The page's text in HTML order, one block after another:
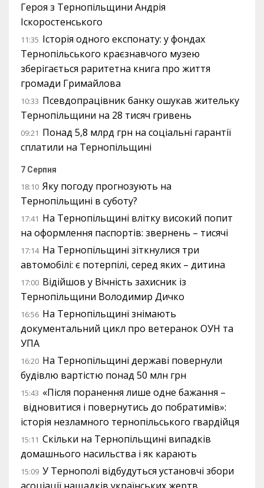
Героя з Тернопільщини Андрія
Іскоростенського
11:35 Історія одного експонату: у фондах
Тернопільського краєзнавчого музею
зберігається раритетна книга про життя
громади Гримайлова
10:33 Псевдопрацівник банку ошукав жительку
Тернопільщини на 28 тисяч гривень
09:21 Понад 5,8 млрд грн на соціальні гарантії
сплатили на Тернопільщині
7 Серпня
18:10 Яку погоду прогнозують на
Тернопільщині в суботу?
17:41 На Тернопільщині влітку високий попит
на оформлення паспортів: звернень – тисячі
17:14 На Тернопільщині зіткнулися три
автомобілі: є потерпілі, серед яких – дитина
17:00 Відійшов у Вічність захисник із
Тернопільщини Володимир Дичко
16:56 На Тернопільщині знімають
документальний цикл про ветеранок ОУН та
УПА
16:20 На Тернопільщині державі повернули
будівлю вартістю понад 50 млн грн
15:43 «Після поранення лише одне бажання –
відновитися і повернутись до побратимів»:
історія незламного тернопільського гвардійця
15:11 Скільки на Тернопільщині випадків
домашнього насильства і як карають
15:09 У Тернополі відбудуться установчі збори